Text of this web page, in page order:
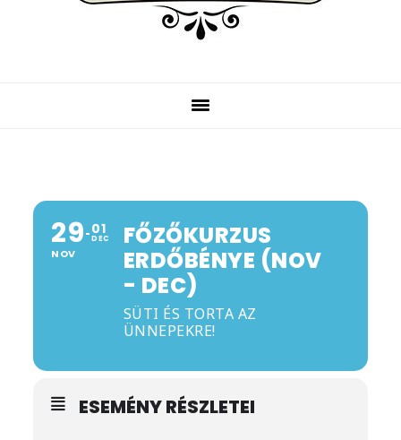
29
NOV
01
DEC
FŐZŐKURZUS
ERDŐBÉNYE (NOV
- DEC)
SÜTI ÉS TORTA AZ
ÜNNEPEKRE!
ESEMÉNY RÉSZLETEI